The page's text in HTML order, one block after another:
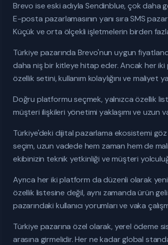
Brevo ise eski adıyla Sendinblue, çok daha
E-posta pazarlamasının yanı sıra SMS
Küçük ve orta ölçekli işletmelerin birden
Türkiye pazarında Brevo'nun uygun
daha niş bir kitleye hitap eder. Ancak her iki
özellik setini, kullanım kolaylığını ve maliyet
Doğru platformu seçmek, yalnızca özellik
müşteri ilişkileri yönetimi yaklaşımı ve
Türkiye'deki dijital pazarlama ekosistemi göz
seçim, uzun vadede hem zaman hem de
ekibinizin teknik yetkinliği ve müşteri
Ayrıca her iki platform da düzenli olarak
özellik listesine değil, aynı zamanda ürün
pazarındaki kullanıcı yorumları ve vaka
Türkiye pazarına özel olarak, yerel ödeme
arasına girmelidir. Her ne kadar global